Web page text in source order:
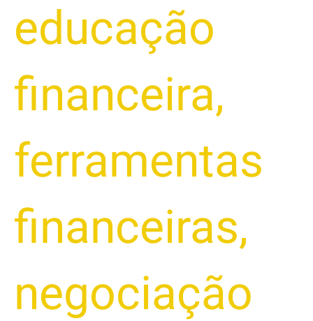
educação
financeira,
ferramentas
financeiras,
negociação